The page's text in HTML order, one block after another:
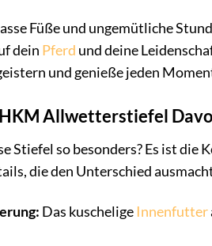
Füße und ungemütliche
dein Pferd und deine
und genieße jeden
Allwetterstiefel
Stiefel so besonders? Es ist
die den Unterschied
Das kuschelige Innenfutter